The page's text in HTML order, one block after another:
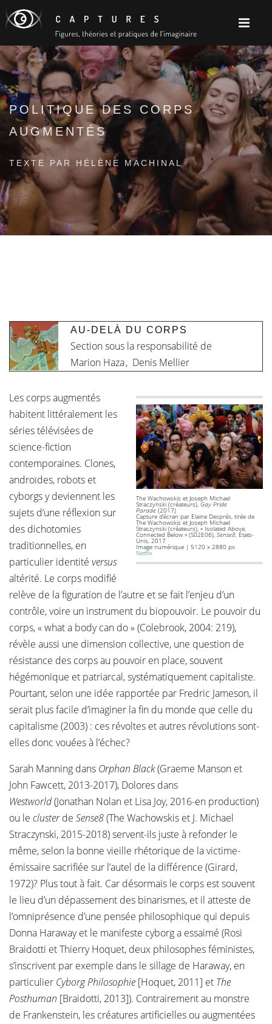
POLITIQUE DES CORPS
AUGMENTÉS
TEXTE PAR HÉLÈNE MACHINAL
AU-DELÀ DU CORPS
Section sous la responsabilité de
Marion Haza, Denis Mellier
The Wachowskis et Joseph Michael
Straczynski (créateurs), Gay Pride
Parade (2017)
Capture d’écran par Elaine Després, tirée de
The Wachowskis et Joseph Michael
Straczynski (créateurs), « Isolated Above,
Connected Below » (S02E06), Sense8, États-
Unis, 2017
Image numérique | 5120 x 2880 px
Netflix
Les corps augmentés
habitent littéralement les
séries télévisées de
science-fiction
contemporaines. Clones,
androïdes, robots et
cyborgs y deviennent les
sujets d’une réflexion sur
des dichotomies
traditionnelles, en
particulier identité versus
altérité. Le corps modifié
relève de la figuration de l’autre et se fait l’enjeu d’un
contrôle, voire un instrument du biopouvoir. Le pouvoir du
corps, « what a body can do » (Colebrook, 2004: 219),
révèle aussi une dimension collective, une question de
résistance des corps au pouvoir en place, souvent
hégémonique et patriarcal, systématiquement capitaliste.
Pourtant, selon une idée rapportée par Fredric Jameson, il
serait plus facile d’imaginer la fin du monde que celle du
capitalisme (2003) : ces révoltes et autres révolutions sont-
elles donc vouées à l’échec?
Sarah Manning dans Orphan Black(Graeme Manson et
John Fawcett, 2013-2017), Dolores dans
Westworld(Jonathan Nolan et Lisa Joy, 2016-en production)
ou le clusterde Sense8(The Wachowskis et J. Michael
Straczynski, 2015-2018) servent-ils juste à refonder le
même, selon la bonne vieille rhétorique de la victime-
émissaire sacrifiée sur l’autel de la différence (Girard,
1972)? Plus tout à fait. Car désormais le corps est souvent
le lieu d’un dépassement des binarismes, et il atteste de
l’omniprésence d’une pensée philosophique qui depuis
Donna Haraway et le manifeste cyborg a essaimé (Rosi
Braidotti et Thierry Hoquet, deux philosophes féministes,
s’inscrivent par exemple dans le sillage de Haraway, en
particulier Cyborg Philosophie [Hoquet, 2011] et The
Posthuman [Braidotti, 2013]). Contrairement au monstre
de Frankenstein, les créatures artificielles ou augmentées